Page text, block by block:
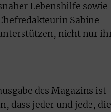
Lebenshilfe sowie
Sabine
nicht nur
des Magazins ist
dass jeder und jede, die